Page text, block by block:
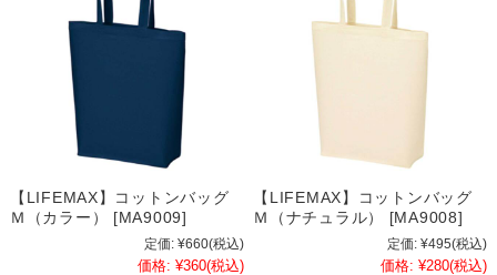
【LIFEMAX】コットンバッグ
Ｍ（カラー） [MA9009]
定価: ¥660(税込)
価格: ¥360(税込)
【LIFEMAX】コットンバッグ
Ｍ（ナチュラル） [MA9008]
定価: ¥495(税込)
価格: ¥280(税込)